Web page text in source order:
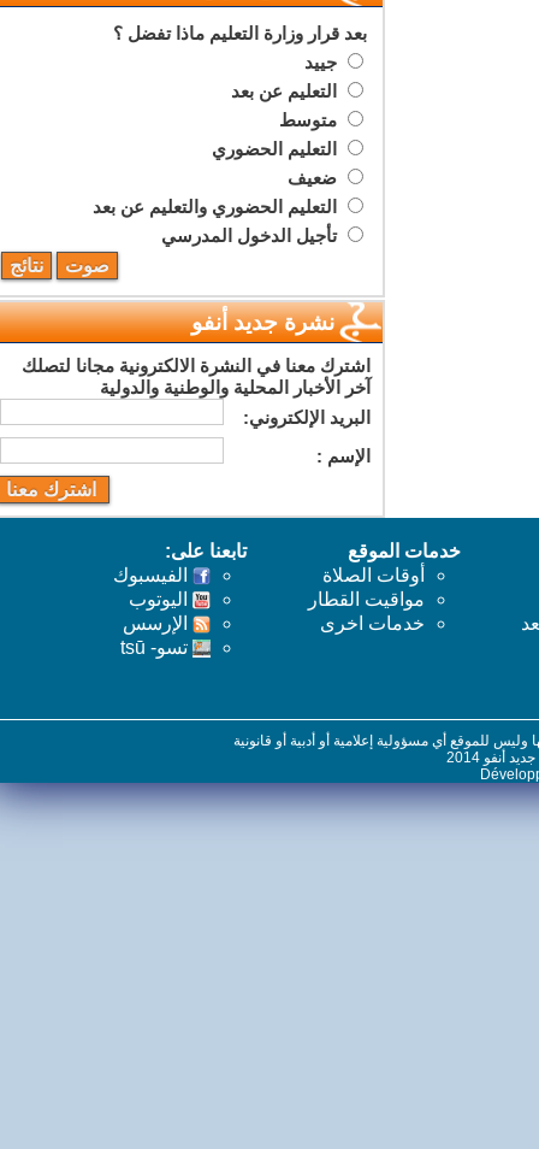
بعد قرار وزارة التعليم ماذا تفضل ؟
جييد
التعليم عن بعد
متوسط
التعليم الحضوري
ضعيف
التعليم الحضوري والتعليم عن بعد
تأجيل الدخول المدرسي
نشرة جديد أنفو
اشترك معنا في النشرة الالكترونية مجانا لتصلك
آخر الأخبار المحلية والوطنية والدولية
البريد اﻹلكتروني:
اﻹسم :
خدمات الموقع
أوقات الصلاة
مواقيت القطار
خدمات اخرى
تابعنا على:
الفيسبوك
اليوتوب
اﻹرسس
تسو- tsū
للموقع أي مسؤولية إعلامية أو أدبية أو قانونية
2014